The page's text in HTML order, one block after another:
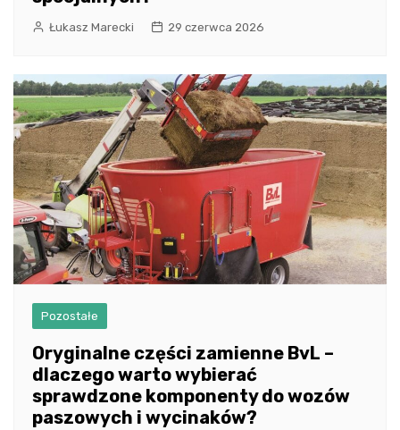
Łukasz Marecki 29 czerwca 2026
Pozostałe
Oryginalne części zamienne BvL –
dlaczego warto wybierać
sprawdzone komponenty do wozów
paszowych i wycinaków?